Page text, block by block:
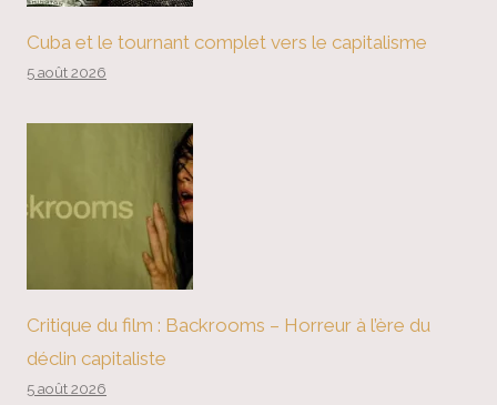
Cuba et le tournant complet vers le capitalisme
5 août 2026
Critique du film : Backrooms – Horreur à l’ère du
déclin capitaliste
5 août 2026